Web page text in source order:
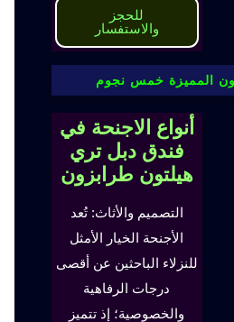
للحجز
والاستفسار
المميزة خمس نجوم
أنواع الاجنحة في
فندق دبل تري
هيلتون طرابزون
التصميم والأثاث: تُعد
الأجنحة الخيار الأمثل
للنزلاء الباحثين عن أقصى
درجات الرفاهية
والخصوصية؛ إذ تتميز